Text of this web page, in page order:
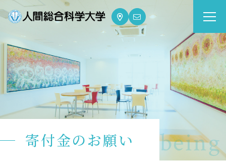
大学案内
Guide
学部・大学院
Department
資格・就職for Well-being
寄付金のお願い